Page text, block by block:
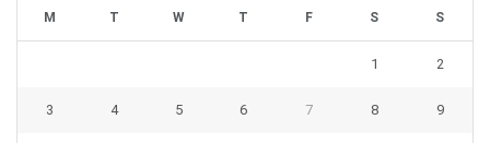
M T W T F S S
1 2
3 4 5 6 7 8 9